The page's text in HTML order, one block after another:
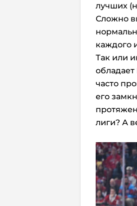
лучших
Сложно
каждого
Так или
часто
его
лиги? А